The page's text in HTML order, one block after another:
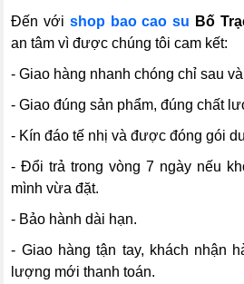
Đến với shop bao cao su Bố
an tâm vì được chúng tôi cam kết:
- Giao hàng nhanh chóng chỉ sau
- Giao đúng sản phẩm, đúng chất
- Kín đáo tế nhị và được đóng gói
- Đổi trả trong vòng 7 ngày nếu
mình vừa đặt.
- Bảo hành dài hạn.
- Giao hàng tận tay, khách nhận
lượng mới thanh toán.